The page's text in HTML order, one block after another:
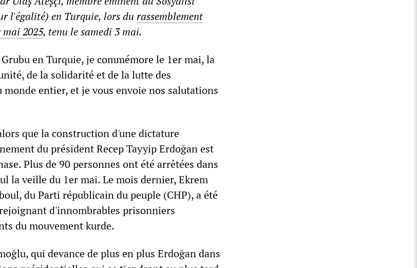
l'égalité) en Turquie, lors du rassemblement
2025, tenu le samedi 3 mai.
en Turquie, je commémore le 1er mai, la
de la solidarité et de la lutte des
entier, et je vous envoie nos salutations
que la construction d'une dictature
du président Recep Tayyip Erdoğan est
Plus de 90 personnes ont été arrêtées dans
la veille du 1er mai. Le mois dernier, Ekrem
du Parti républicain du peuple (CHP), a été
d'innombrables prisonniers
du mouvement kurde.
qui devance de plus en plus Erdoğan dans